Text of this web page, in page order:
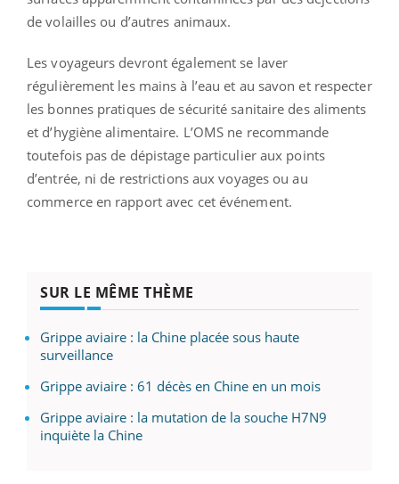
de volailles ou d’autres animaux.
Les voyageurs devront également se laver
régulièrement les mains à l’eau et au savon et respecter
les bonnes pratiques de sécurité sanitaire des aliments
et d’hygiène alimentaire. L’OMS ne recommande
toutefois pas de dépistage particulier aux points
d’entrée, ni de restrictions aux voyages ou au
commerce en rapport avec cet événement.
SUR LE MÊME THÈME
Grippe aviaire : la Chine placée sous haute
surveillance
Grippe aviaire : 61 décès en Chine en un mois
Grippe aviaire : la mutation de la souche H7N9
inquiète la Chine